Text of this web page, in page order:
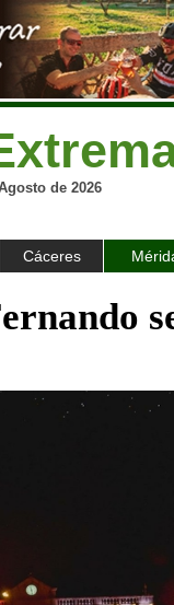
de 2026
Cáceres